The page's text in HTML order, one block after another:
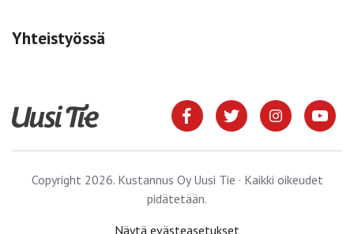
Yhteistyössä
Copyright 2026. Kustannus Oy Uusi Tie · Kaikki oikeudet
pidätetään.
Näytä evästeasetukset